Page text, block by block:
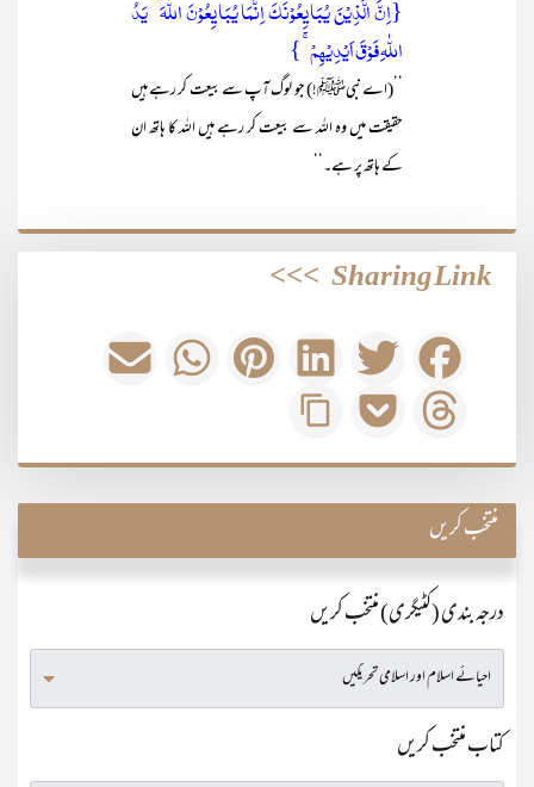
{اِنَّ الَّذِیۡنَ یُبَایِعُوۡنَکَ اِنَّمَا یُبَایِعُوۡنَ اللّٰہَ ؕ یَدُ
اللّٰہِ فَوۡقَ اَیۡدِیۡہِمۡ ۚ }
’’(اے نبیﷺ!) جو لوگ آپ سے بیعت کر رہے ہیں
حقیقت میں وہ اللہ سے بیعت کر رہے ہیں اللہ کا ہاتھ ان
کے ہاتھ پر ہے۔‘‘
Sharing Link
>>>
منتخب کریں
درجہ بندی (کٹیگری) منتخب کریں
کتاب منتخب کریں